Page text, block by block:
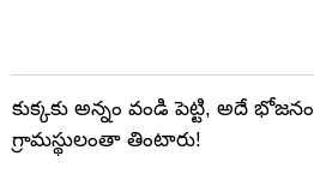
కుక్కకు అన్నం వండి పెట్టి, అదే భోజనం
గ్రామస్థులంతా తింటారు!